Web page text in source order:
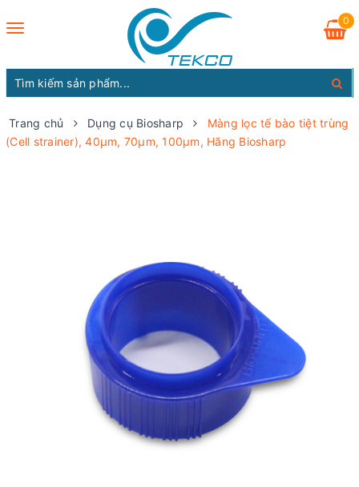
Toggle
0
Trang chủ Dụng cụ Biosharp
Màng lọc tế bào tiệt trùng
(Cell strainer), 40µm, 70µm, 100µm, Hãng Biosharp